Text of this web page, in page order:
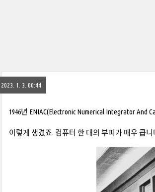
2023. 1. 3. 00:44
1946년 ENIAC(Electronic Numerical Integrator
이렇게 생겼죠. 컴퓨터 한 대의 부피가 매우 큽니